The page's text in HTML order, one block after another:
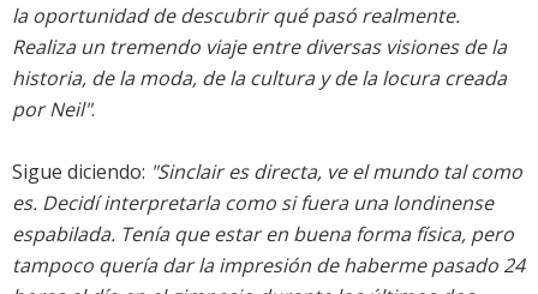
la oportunidad de descubrir qué pasó realmente.
Realiza un tremendo viaje entre diversas visiones de la
historia, de la moda, de la cultura y de la locura creada
por Neil".
Sigue diciendo: "Sinclair es directa, ve el mundo tal como
es. Decidí interpretarla como si fuera una londinense
espabilada. Tenía que estar en buena forma física, pero
tampoco quería dar la impresión de haberme pasado 24